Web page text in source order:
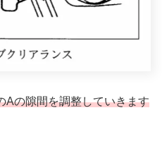
Aの隙間を調整していきます